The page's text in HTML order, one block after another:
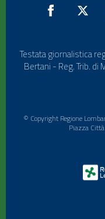
Testata giornalistica
Bertani - Reg. Trib.
© Copyright Regione
Piazza